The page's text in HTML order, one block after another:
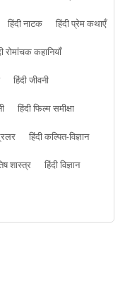
हिंदी नाटक
हिंदी प्रेम कथाएँ
रोमांचक कहानियाँ
हिंदी जीवनी
हिंदी फिल्म समीक्षा
हिंदी कल्पित-विज्ञान
शास्त्र
हिंदी विज्ञान